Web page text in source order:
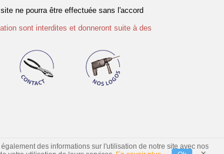
ne pourra être effectuée sans l'accord
sont interdites et donneront suite à des
des informations sur l'utilisation de notre site avec nos